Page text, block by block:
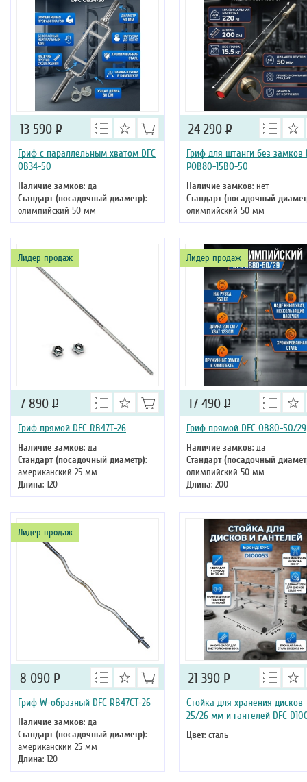
Гриф с параллельным хватом DFC
OB34-50
Наличие замков: да
Стандарт (посадочный диаметр):
олимпийский 50 мм
Длина: 80
13 590 Р
Гриф для штанги без замков
POB80-15BO-50
Наличие замков: нет
Стандарт (посадочный
олимпийский 50 мм
Длина: 220
24 290 Р
Лидер продаж
Гриф прямой DFC RB47T-26
Наличие замков: да
Стандарт (посадочный диаметр):
американский 25 мм
Длина: 120
7 890 Р
Лидер продаж
Гриф прямой DFC OB80-50/29
Наличие замков: да
Стандарт (посадочный
олимпийский 50 мм
Длина: 200
17 490 Р
Лидер продаж
Гриф W-образный DFC RB47CT-26
Наличие замков: да
Стандарт (посадочный диаметр):
американский 25 мм
Длина: 120
8 090 Р
Стойка для хранения дисков
25/26 мм и гантелей DFC
Цвет: сталь
21 390 Р